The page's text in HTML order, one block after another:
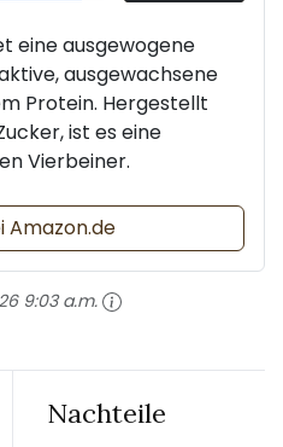
eine ausgewogene
ausgewachsene
Protein. Hergestellt
ist es eine
Vierbeiner.
Amazon.de
9:03 a.m.
Nachteile